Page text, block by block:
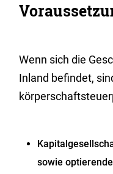
Wenn sich die
Inland befindet,
sowie